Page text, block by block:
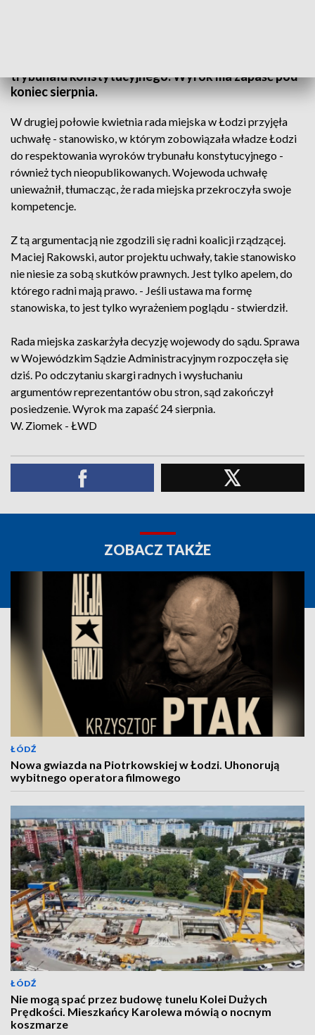
trybunału konstytucyjnego. Wyrok ma zapaść pod
koniec sierpnia.
W drugiej połowie kwietnia rada miejska w Łodzi przyjęła
uchwałę - stanowisko, w którym zobowiązała władze Łodzi
do respektowania wyroków trybunału konstytucyjnego -
również tych nieopublikowanych. Wojewoda uchwałę
unieważnił, tłumacząc, że rada miejska przekroczyła swoje
kompetencje.
Z tą argumentacją nie zgodzili się radni koalicji rządzącej.
Maciej Rakowski, autor projektu uchwały, takie stanowisko
nie niesie za sobą skutków prawnych. Jest tylko apelem, do
którego radni mają prawo. - Jeśli ustawa ma formę
stanowiska, to jest tylko wyrażeniem poglądu - stwierdził.
Rada miejska zaskarżyła decyzję wojewody do sądu. Sprawa
w Wojewódzkim Sądzie Administracyjnym rozpoczęła się
dziś. Po odczytaniu skargi radnych i wysłuchaniu
argumentów reprezentantów obu stron, sąd zakończył
posiedzenie. Wyrok ma zapaść 24 sierpnia.
W. Ziomek - ŁWD
ZOBACZ TAKŻE
ŁÓDŹ
Nowa gwiazda na Piotrkowskiej w Łodzi. Uhonorują
wybitnego operatora filmowego
ŁÓDŹ
Nie mogą spać przez budowę tunelu Kolei Dużych
Prędkości. Mieszkańcy Karolewa mówią o nocnym
koszmarze